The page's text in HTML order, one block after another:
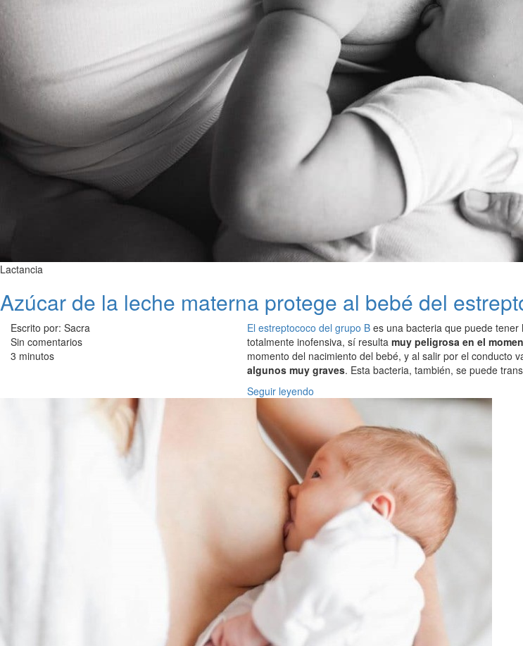
Lactancia
Azúcar de la leche materna protege al bebé del
Escrito por: Sacra
Sin comentarios
3 minutos
El estreptococo del grupo B es una bacteria que puede
totalmente inofensiva, sí resulta muy peligrosa en el
momento del nacimiento del bebé, y al salir por el conducto
algunos muy graves. Esta bacteria, también, se puede
Seguir leyendo